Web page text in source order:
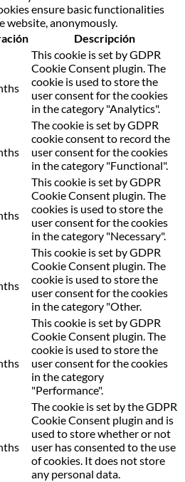
ensure basic functionalities
website, anonymously.
Descripción
This cookie is set by GDPR
Cookie Consent plugin. The
cookie is used to store the
user consent for the cookies
in the category "Analytics".
The cookie is set by GDPR
cookie consent to record the
user consent for the cookies
in the category "Functional".
This cookie is set by GDPR
Cookie Consent plugin. The
cookies is used to store the
user consent for the cookies
in the category "Necessary".
This cookie is set by GDPR
Cookie Consent plugin. The
cookie is used to store the
user consent for the cookies
in the category "Other.
This cookie is set by GDPR
Cookie Consent plugin. The
cookie is used to store the
user consent for the cookies
in the category
"Performance".
The cookie is set by the GDPR
Cookie Consent plugin and is
used to store whether or not
user has consented to the use
of cookies. It does not store
any personal data.